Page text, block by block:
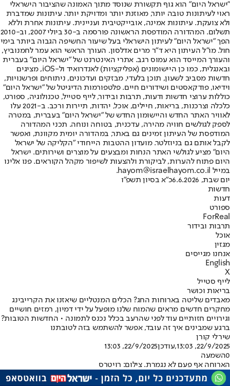
"ישראל היום" הוא גוף תקשורת שנוסד מתוך האמונה שהציבור הישראלי
ראוי לעיתונות טובה יותר, מאוזנת יותר ומדויקת יותר. עיתונות שמדברת
ולא צועקת. עיתונות אמינה, אובייקטיבית ועניינית. עיתונות אחרת וללא
תשלום. המהדורה המודפסת הראשונה פורסמה ב-30 ביולי 2007, וב-2010
הפך "ישראל היום" לעיתון הישראלי בעל שיעור החשיפה הגבוה ביותר בימי
חול. מו"ל העיתון היא ד"ר מרים אדלסון. העורך הראשי הוא עמר לחמנוביץ,
והעורך המייסד הוא עמוס רגב. אתרי האינטרנט של "ישראל היום" בעברית
ובאנגלית, כמו כן היישומונים (אפליקציות) לאנדרואיד ול-iOS, מציגים
חדשות מסביב לשעון, תוכן בלעדי, מבזקים ועדכונים, ניתוחים ופרשנויות,
וידיאו, פודקאסטים ושידורים חיים. פלטפורמות הדיגיטל של "ישראל היום"
כוללות ערוצי חדשות ודעות, תרבות ובידור, לייף סטייל, טכנולוגיה, ספורט,
כלכלה וצרכנות, בריאות, חיילים, אוכל, יהדות, תיירות ורכב. ב-2021 עלו
לאוויר האתר החדש והיישומון החדש של "ישראל היום" בעברית, במטרה
לספק לגולשים חוויה מהירה, עדכנית, בטוחה ונוחה. תכני המהדורה
המודפסת של העיתון זמינים גם באתר, במהדורה יומית מקוונת, ואפשר
לקבל אותם גם בניוזלטר. מועדון ההטבות הייחודי "הקליקה של ישראל
היום" מציע לגולשי האתר הנחות ומבצעים על מוצרים ושירותים. ישראל
היום פתוח להערות, לביקורת ולהצעות לשיפור מקהל הקוראים. פנו אלינו
במייל hayom@israelhayom.co.il.
יום שבת, 6.6.2026
כ"א בסיון תשפ"ו
חדשות
דעות
ספורט
ForReal
תרבות ובידור
אוכל
מגזין
אנחנו מגייסים
English
X
לייף סטייל
בריאות וכושר
מאבדים שליטה בארוחות החג? הכלים המנטליים שיאזנו את הקרייבינג
מחקרים חדשים מראים שהמוח שלנו מופעל על ידי דמיון, רמזים חושיים
וגירויים חזותיים עוד לפני שהרעב בכלל נכנס לתמונה • החדשות הטובות?
ברגע שמבינים איך זה עובד, אפשר להשתמש בזה לטובתנו
שירלי קורן
22/9/2025, 13:03
,עודכן22/9/2025, 13:03
0השמעה
הארוחה אף פעם לא נגמרת. צילום: רויטרס